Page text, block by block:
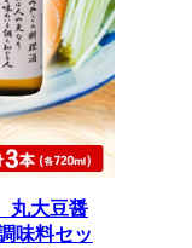
丸大豆醤
味料セッ